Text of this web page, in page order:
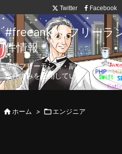
Twitter Facebook
#freeanken フリー
件情報
専業フリーランス・副業向け案件
案件のみを公開しています。
ホーム > エンジニア